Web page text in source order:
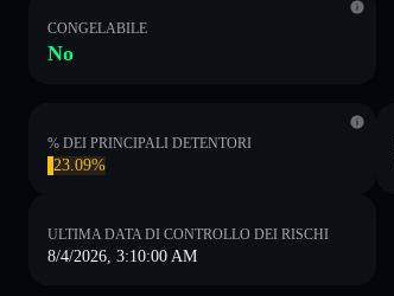
CONGELABILE
No
% DEI PRINCIPALI DETENTORI
23.09%
ULTIMA DATA DI CONTROLLO DEI RISCHI
8/4/2026, 3:10:00 AM